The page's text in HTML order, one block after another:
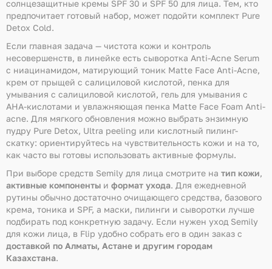
солнцезащитные кремы SPF 30 и SPF 50 для лица. Тем, кто
предпочитает готовый набор, может подойти комплект Pure
Detox Cold.
Если главная задача — чистота кожи и контроль
несовершенств, в линейке есть сыворотка Anti-Acne Serum
с ниацинамидом, матирующий тоник Matte Face Anti-Acne,
крем от прыщей с салициловой кислотой, пенка для
умывания с салициловой кислотой, гель для умывания с
AHA-кислотами и увлажняющая пенка Matte Face Foam Anti-
acne. Для мягкого обновления можно выбрать энзимную
пудру Pure Detox, Ultra peeling или кислотный пилинг-
скатку: ориентируйтесь на чувствительность кожи и на то,
как часто вы готовы использовать активные формулы.
При выборе средств Semily для лица смотрите на тип кожи,
активные компоненты и формат ухода. Для ежедневной
рутины обычно достаточно очищающего средства, базового
крема, тоника и SPF, а маски, пилинги и сыворотки лучше
подбирать под конкретную задачу. Если нужен уход Semily
для кожи лица, в Flip удобно собрать его в один заказ с
доставкой по Алматы, Астане и другим городам
Казахстана.